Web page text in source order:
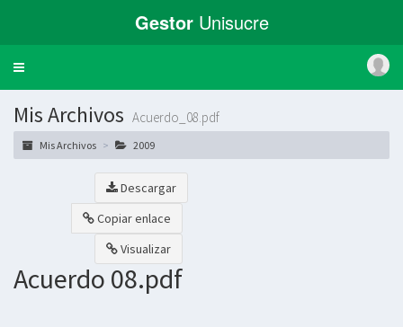
Gestor Unisucre
Toggle
Mis Archivos Acuerdo_08.pdf
Mis Archivos 2009
Descargar
Copiar enlace
Visualizar
Acuerdo 08.pdf